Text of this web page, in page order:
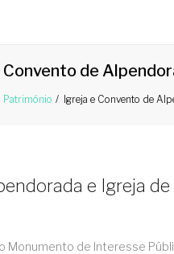
de
Património Igreja e Convento de
e Igreja de
Monumento de Interesse